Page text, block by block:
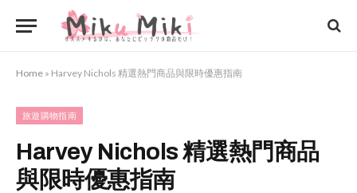
Home » Harvey Nichols 精選熱門商品與限時優惠指南
旅遊購物指南
Harvey Nichols 精選熱門商品
與限時優惠指南